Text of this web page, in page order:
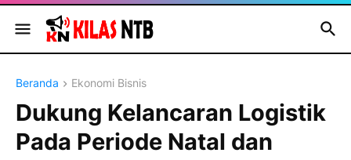
Beranda Ekonomi Bisnis
Dukung Kelancaran Logistik
Pada Periode Natal dan